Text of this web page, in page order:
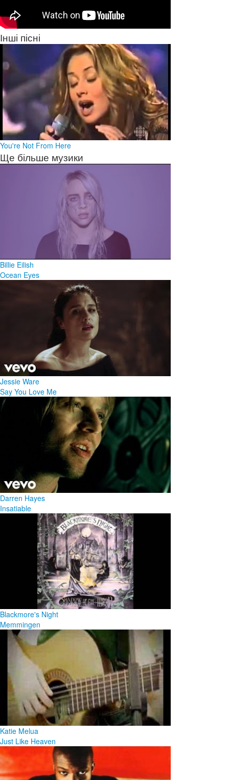
Інші пісні
You're Not From Here
Ще більше музики
Billie Eilish
Ocean Eyes
Jessie Ware
Say You Love Me
Darren Hayes
Insatiable
Blackmore's Night
Memmingen
Katie Melua
Just Like Heaven